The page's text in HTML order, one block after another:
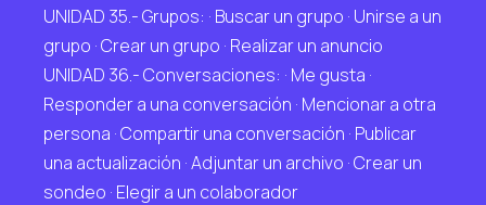
UNIDAD 35.- Grupos: · Buscar un grupo · Unirse a un
grupo · Crear un grupo · Realizar un anuncio
UNIDAD 36.- Conversaciones: · Me gusta ·
Responder a una conversación · Mencionar a otra
persona · Compartir una conversación · Publicar
una actualización · Adjuntar un archivo · Crear un
sondeo · Elegir a un colaborador